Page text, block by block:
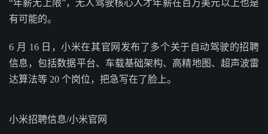
“年薪无上限”，无人驾驶核心人才年薪在百万美元以上也是
有可能的。
6 月 16 日，小米在其官网发布了多个关于自动驾驶的招聘
信息，包括数据平台、车载基础架构、高精地图、超声波雷
达算法等 20 个岗位，把急写在了脸上。
小米招聘信息/小米官网